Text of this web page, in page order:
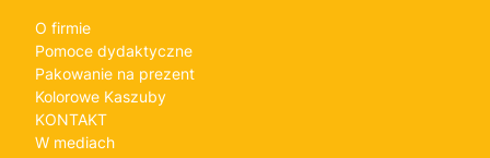
O firmie
Pomoce dydaktyczne
Pakowanie na prezent
Kolorowe Kaszuby
KONTAKT
W mediach